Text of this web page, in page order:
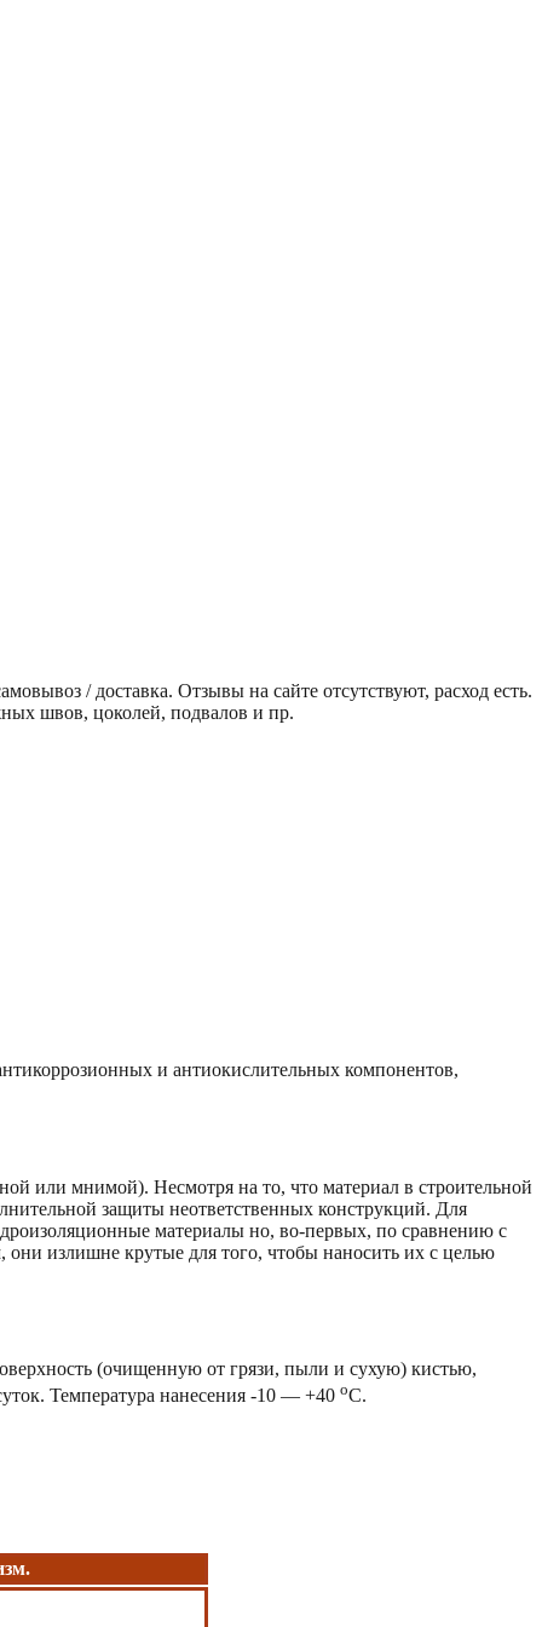
/ доставка. Отзывы на сайте отсутствуют, расход есть.
швов, цоколей, подвалов и пр.
и антиокислительных компонентов,
или мнимой). Несмотря на то, что материал в строительной
защиты неответственных конструкций. Для
материалы но, во-первых, по сравнению с
излишне крутые для того, чтобы наносить их с целью
(очищенную от грязи, пыли и сухую) кистью,
Температура нанесения -10 — +40 оС.